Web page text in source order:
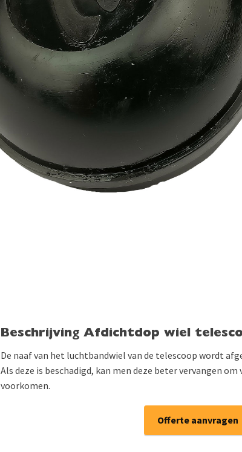
Beschrijving Afdichtdop wiel
De naaf van het luchtbandwiel van de telescoop wordt
Als deze is beschadigd, kan men deze beter vervangen
voorkomen.
Offerte aanvragen